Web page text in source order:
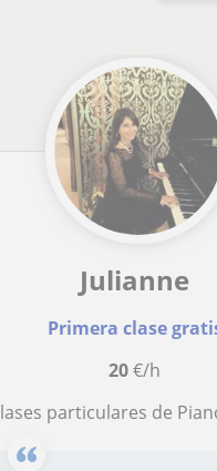
Julianne
Primera clase
20€/h
Clases particulares de Piano